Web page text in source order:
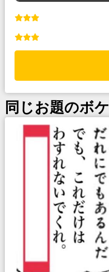
同じお題のボケ